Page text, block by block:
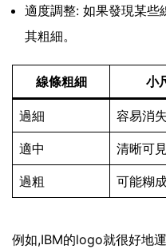
適度調整: 如果發現某些
其粗細。
線條粗細 小
過細 容易消失
適中 清晰可見
過粗 可能糊
例如,IBM的logo就很好地